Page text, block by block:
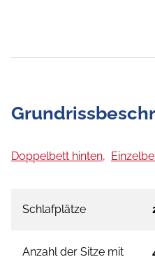
Doppelbett hinten,
Schlafplätze
Anzahl der Sitze mit